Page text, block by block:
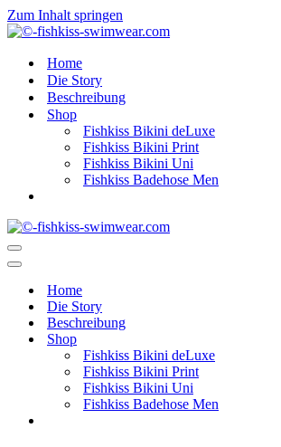
Zum Inhalt springen
Home
Die Story
Beschreibung
Shop
Fishkiss Bikini deLuxe
Fishkiss Bikini Print
Fishkiss Bikini Uni
Fishkiss Badehose Men
Navigationsmenü
Navigationsmenü
Home
Die Story
Beschreibung
Shop
Fishkiss Bikini deLuxe
Fishkiss Bikini Print
Fishkiss Bikini Uni
Fishkiss Badehose Men